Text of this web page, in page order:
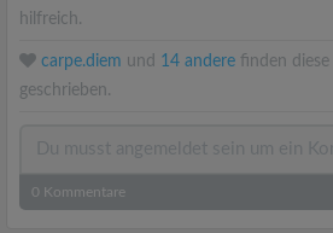
hilfreich.
carpe.diem und 14 andere finden
geschrieben.
0 Kommentare